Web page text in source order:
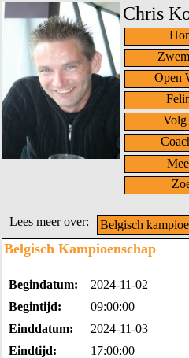
Chris
Open
Volg
Lees meer over: Belgisch
Belgisch Kampioenschap
Begindatum:
2024-11-02
Begintijd:
09:00:00
Einddatum:
2024-11-03
Eindtijd:
17:00:00